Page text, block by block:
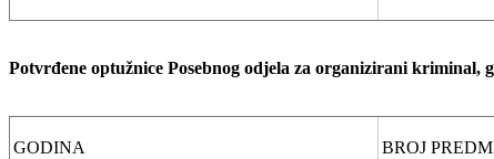
Potvrđene optužnice Posebnog odjela za organizirani
GODINA BROJ